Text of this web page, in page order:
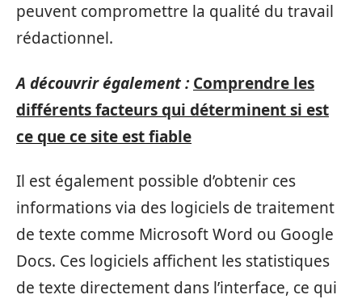
peuvent compromettre la qualité du travail
rédactionnel.
A découvrir également : Comprendre les
différents facteurs qui déterminent si est
ce que ce site est fiable
Il est également possible d’obtenir ces
informations via des logiciels de traitement
de texte comme Microsoft Word ou Google
Docs. Ces logiciels affichent les statistiques
de texte directement dans l’interface, ce qui